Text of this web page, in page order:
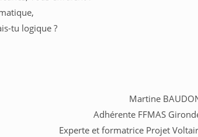
tu logique ?
Martine
Adhérente FFMAS
Experte et formatrice Projet